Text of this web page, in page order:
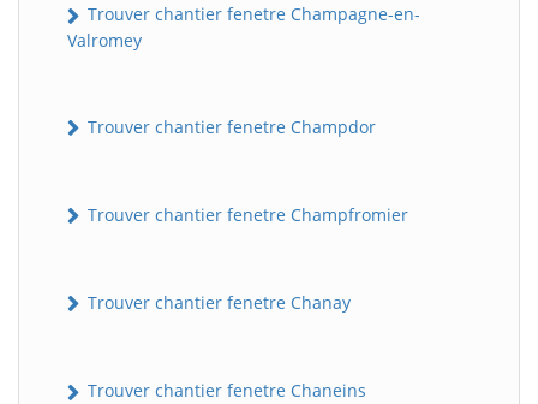
Trouver chantier fenetre Champagne-en-
Valromey
Trouver chantier fenetre Champdor
Trouver chantier fenetre Champfromier
Trouver chantier fenetre Chanay
Trouver chantier fenetre Chaneins